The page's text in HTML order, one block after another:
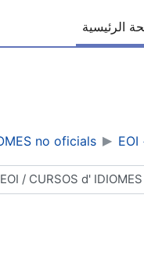
الرئيسية
no oficials